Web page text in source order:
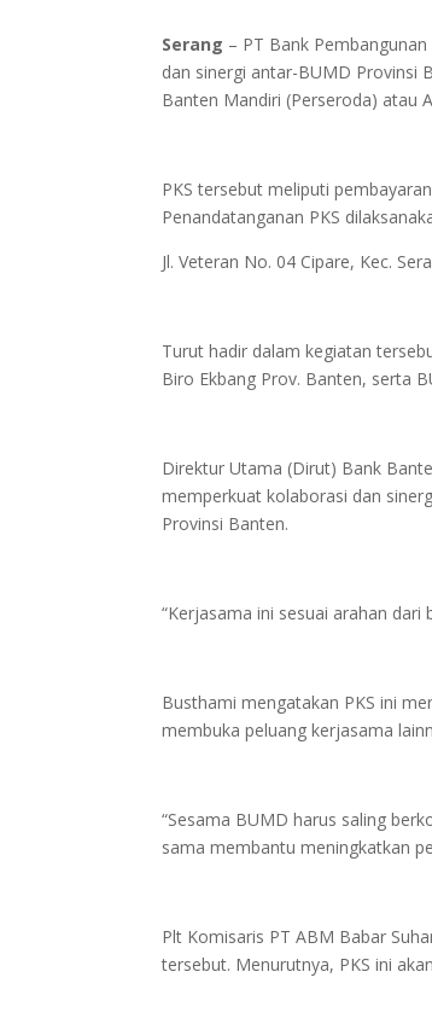
Serang – PT Bank
dan sinergi antar-BUMD Provinsi
Banten Mandiri (Perseroda) atau
PKS tersebut meliputi
Penandatanganan PKS
Jl. Veteran No. 04 Cipare, Kec.
Turut hadir dalam kegiatan
Biro Ekbang Prov. Banten, serta
Direktur Utama (Dirut) Bank
memperkuat kolaborasi dan
Provinsi Banten.
“Kerjasama ini sesuai arahan
Busthami mengatakan PKS ini
membuka peluang kerjasama
“Sesama BUMD harus saling
sama membantu meningkatkan
Plt Komisaris PT ABM Babar
tersebut. Menurutnya, PKS ini